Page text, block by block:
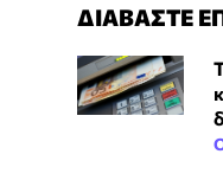
ΔΙΑΒΑΣΤΕ